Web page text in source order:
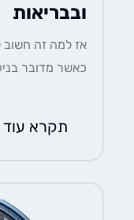
ובבריאות
אז למה זה חשוב לבחור
כאשר מדובר בניקיון
תקרא עוד